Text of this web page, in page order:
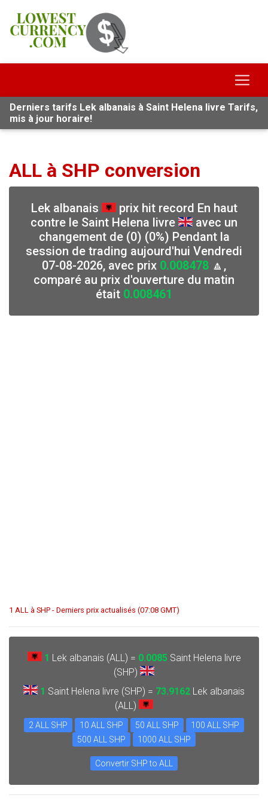
Derniers tarifs Lek albanais à Saint Helena livre Tarifs,
mis à jour horaire!
ALL à SHP conversion
Lek albanais
prix hit record En haut
contre le Saint Helena livre
avec un
changement de (0) (0%) Pendant la
session de trading aujourd'hui Vendredi
07-08-2026, avec prix 0.008478 🔼,
comparé au prix d'ouverture du matin
était 0.008461
1 ALL à SHP - Derniers prix actualisés (07:08 GMT)
1 Lek albanais (ALL) = 0.0085 Saint Helena livre
(SHP)
1 Saint Helena livre (SHP) = 73.9162 Lek albanais
(ALL)
2 ALL SHP 10 ALL SHP 50 ALL SHP
100 ALL SHP
500 ALL SHP
1000 ALL SHP
Convertir SHP to ALL